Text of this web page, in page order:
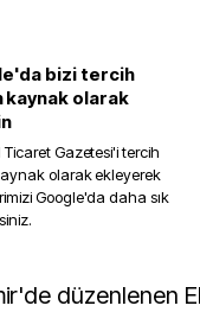
bizi tercih
kaynak olarak
Ticaret Gazetesi'i tercih
olarak ekleyerek
Google'da daha sık